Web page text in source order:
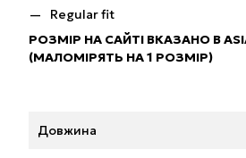
Regular fit
РОЗМІР НА САЙТІ ВКАЗАНО В
(МАЛОМІРЯТЬ НА 1 РОЗМІР)
Довжина